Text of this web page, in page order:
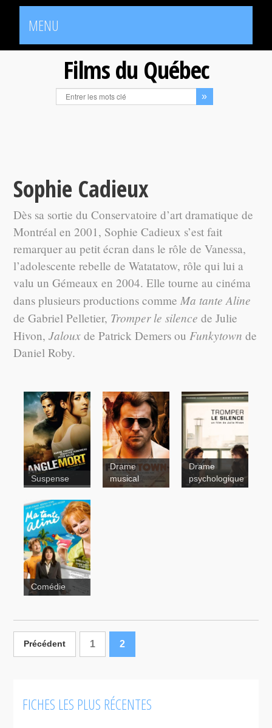
MENU
Films du Québec
Sophie Cadieux
Dès sa sortie du Conservatoire d’art dramatique de
Montréal en 2001, Sophie Cadieux s’est fait
remarquer au petit écran dans le rôle de Vanessa,
l’adolescente rebelle de Watatatow, rôle qui lui a
valu un Gémeaux en 2004. Elle tourne au cinéma
dans plusieurs productions commeMa tante Aline
de Gabriel Pelletier, Tromper le silence de Julie
Hivon,Jaloux de Patrick Demers ouFunkytown de
Daniel Roby.
Angle mort
Suspense
Funkytown
Drame
musical
Tromper le
silence
Drame
psychologique
Ma tante
Comédie
Précédent 1 2
FICHES LES PLUS RÉCENTES